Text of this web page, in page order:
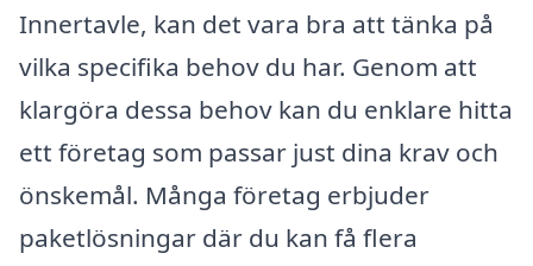
Innertavle, kan det vara bra att tänka på
vilka specifika behov du har. Genom att
klargöra dessa behov kan du enklare hitta
ett företag som passar just dina krav och
önskemål. Många företag erbjuder
paketlösningar där du kan få flera